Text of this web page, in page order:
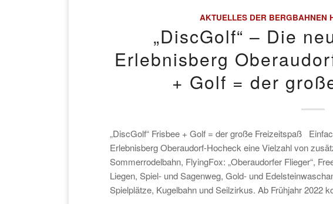
AKTUELLES DER BERGBAHNEN
„DiscGolf“ – Die
Erlebnisberg
+ Golf = der
„DiscGolf“ Frisbee + Golf = der große Freizeitspaß
Erlebnisberg Oberaudorf-Hocheck eine Vielzahl von
Sommerrodelbahn, FlyingFox: „Oberaudorfer Flieger“,
Liegen, Spiel- und Sagenweg, Gold- und
Spielplätze, Kugelbahn und Seilzirkus. Ab Frühjahr 2022